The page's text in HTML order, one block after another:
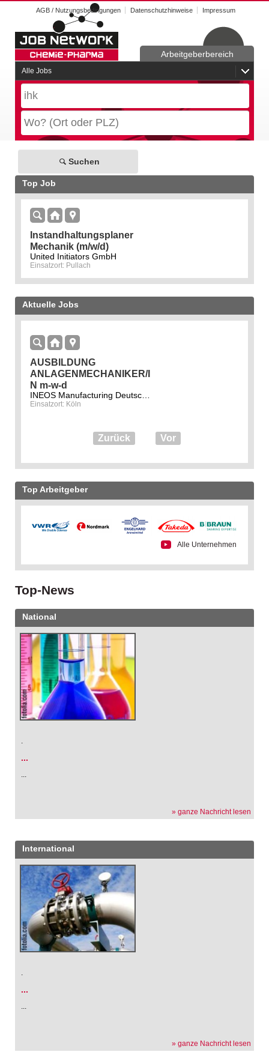
AGB / Nutzungsbedingungen Datenschutzhinweise Impressum
Alle Jobs
Arbeitgeberbereich
Suchen
Top Job
Instandhaltungsplaner
Mechanik (m/w/d)
United Initiators GmbH
Einsatzort: Pullach
Aktuelle Jobs
AUSBILDUNG
ANLAGENMECHANIKER/I
N m-w-d
Einsatzort: Köln
Zurück Vor
Top Arbeitgeber
Alle Unternehmen
Top-News
National
.
...
...
» ganze Nachricht lesen
International
.
...
...
» ganze Nachricht lesen